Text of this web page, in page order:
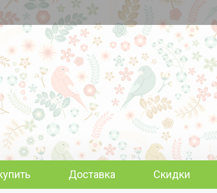
Доставка Скидки